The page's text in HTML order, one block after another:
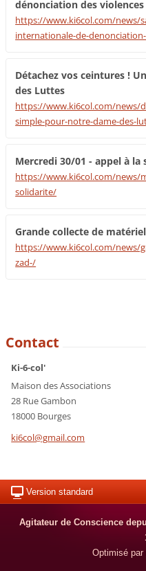
dénonciation des violences
https://www.ki6col.com/news/
internationale-de-
Détachez vos ceintures !
des Luttes
https://www.ki6col.com/news/
simple-pour-notre-dame-des-
Mercredi 30/01 - appel à la
https://www.ki6col.com/news/
solidarite/
Grande collecte de
https://www.ki6col.com/news/
zad-/
Contact
Ki-6-col'
Maison des Associations
28 Rue Gambon
18000 Bourges
ki6col@gmail.com
Version standard
Agitateur de Conscience
Optimisé